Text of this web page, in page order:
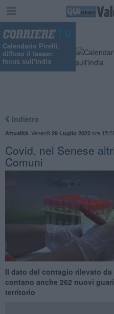
Calendario Pirelli,
diffuso il teaser:
focus sull'India
Indietro
Attualità Venerdì 29 Luglio 2022ore
Covid, nel Senese
Comuni
Il dato del contagio rilevato da
contano anche 262 nuovi
territorio